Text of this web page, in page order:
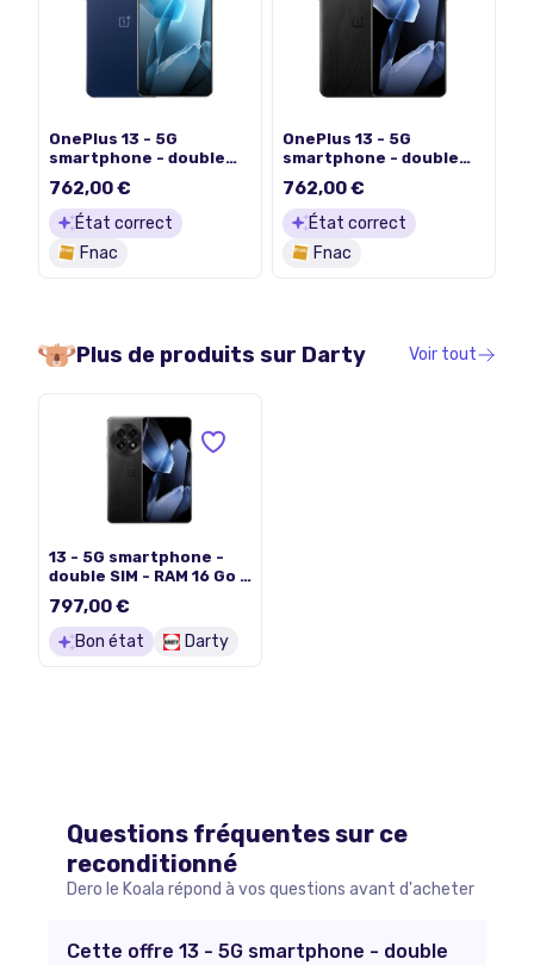
OnePlus 13 - 5G
smartphone - double
Mémoire interne 512 Go
- écran OLED - 6.82" -
3168 x 1440 pixels (120
Hz) - 3 x caméras
762,00 €
État correct
Fnac
OnePlus 13 - 5G
smartphone - double
Mémoire interne 512 Go
- écran OLED - 6.82" -
3168 x 1440 pixels (120
Hz) - 3 x caméras
762,00 €
État correct
Fnac
Plus de produits sur Darty Voir tout
13 - 5G smartphone -
double SIM - RAM 16 Go /
Mémoire interne 512 Go
- écran OLED - 6.82" -
3168 x 1440 pixels (120
Hz) - 3 x caméras
797,00 €
Bon état Darty
Questions fréquentes sur ce
reconditionné
Dero le Koala répond à vos questions avant d'acheter
Cette offre 13 - 5G smartphone - double